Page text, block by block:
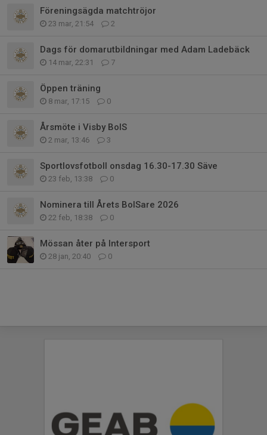
Föreningsägda matchtröjor
23 mar, 21:54 2
Dags för domarutbildningar med Adam Ladebäck
14 mar, 22:31 7
Öppen träning
8 mar, 17:15 0
Årsmöte i Visby BoIS
2 mar, 13:46 3
Sportlovsfotboll onsdag 16.30-17.30 Säve
23 feb, 13:38 0
Nominera till Årets BoISare 2026
22 feb, 18:38 0
Mössan åter på Intersport
28 jan, 20:40 0